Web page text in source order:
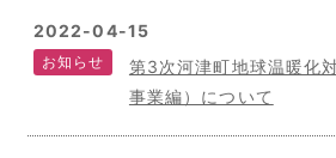
2022-04-15
お知らせ
第3次河津町地球温暖化
事業編）について